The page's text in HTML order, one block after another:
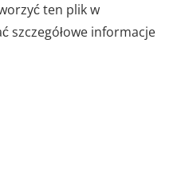
ten plik w
szczegółowe informacje